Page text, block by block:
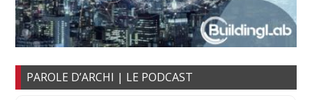
PAROLE D’ARCHI | LE PODCAST